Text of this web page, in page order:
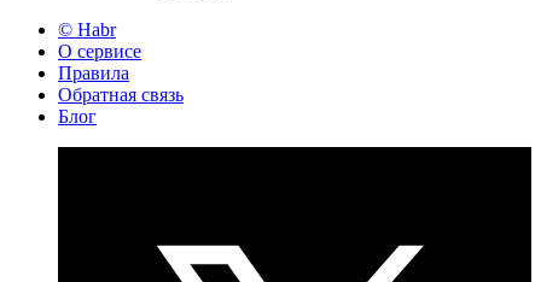
© Habr
О сервисе
Правила
Обратная связь
Блог